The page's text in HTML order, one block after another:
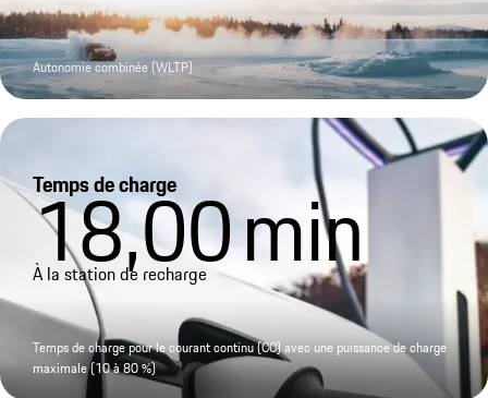
Autonomie combinée (WLTP)
Temps de charge
18,00min
À la station de recharge
Temps de charge pour le courant continu (CC) avec une puissance de charge
maximale (10 à 80 %)